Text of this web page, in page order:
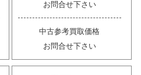
お問合せ下さい
中古参考買取価格
お問合せ下さい